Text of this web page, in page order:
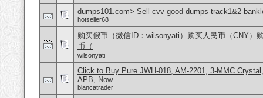
dumps101.com> Sell cvv good dumps-track1&2-
hotseller68
购买假币（微信ID：wilsonyati）购买人民币（CNY）
币（
wilsonyati
Click to Buy Pure JWH-018, AM-2201, 3-MMC
APB, Now
blancatrader